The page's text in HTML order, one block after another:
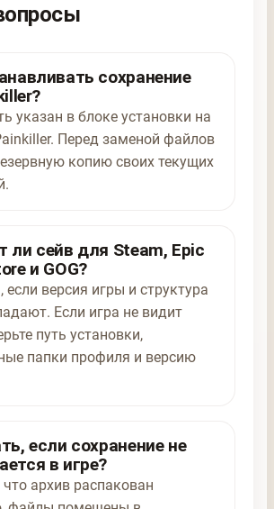
сохранение
указан в блоке установки на
Перед заменой файлов
копию своих текущих
ли сейв для Steam, Epic
и GOG?
версия игры и структура
Если игра не видит
путь установки,
папки профиля и версию
если сохранение не
в игре?
что архив распакован